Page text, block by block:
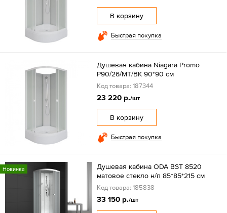
В корзину
Быстрая покупка
Душевая кабина Niagara Promo
P90/26/MT/BK 90*90 см
Код товара: 187344
23 220 р./шт
В корзину
Быстрая покупка
Новинка
Душевая кабина ODA BST 8520
матовое стекло н/п 85*85*215 см
Код товара: 185838
33 150 р./шт